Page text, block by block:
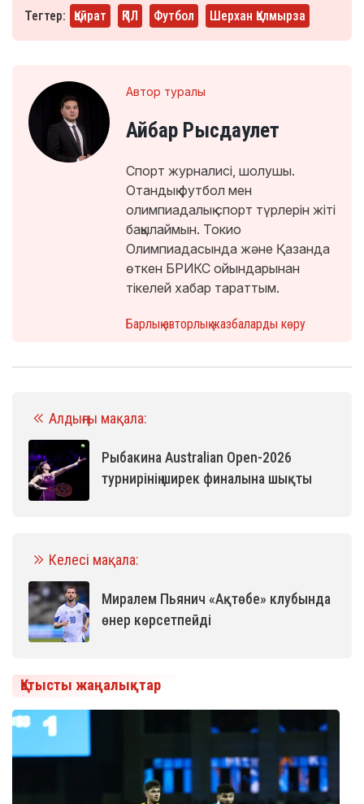
Тегтер: Қайрат ҚПЛ Футбол Шерхан Қалмырза
Автор туралы
Айбар Рысдаулет
Спорт журналисі, шолушы.
Отандық футбол мен
олимпиадалық спорт түрлерін жіті
бақылаймын. Токио
Олимпиадасында және Қазанда
өткен БРИКС ойындарынан
тікелей хабар тараттым.
Барлық авторлық жазбаларды көру
Алдыңғы мақала:
Рыбакина Australian Open-2026
турнирінің ширек финалына шықты
Келесі мақала:
Миралем Пьянич «Ақтөбе» клубында
өнер көрсетпейді
Қатысты жаңалықтар